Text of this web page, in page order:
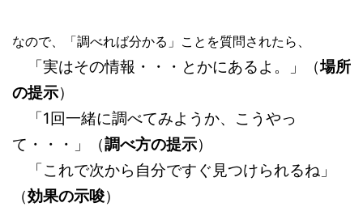
なので、「調べれば分かる」ことを質問されたら、
「実はその情報・・・とかにあるよ。」（場所
の提示）
「1回一緒に調べてみようか、こうやっ
て・・・」（調べ方の提示）
「これで次から自分ですぐ見つけられるね」
（効果の示唆）